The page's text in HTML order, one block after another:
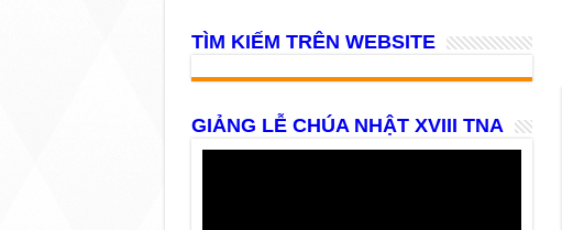
TÌM KIẾM TRÊN WEBSITE
GIẢNG LỄ CHÚA NHẬT XVIII TNA